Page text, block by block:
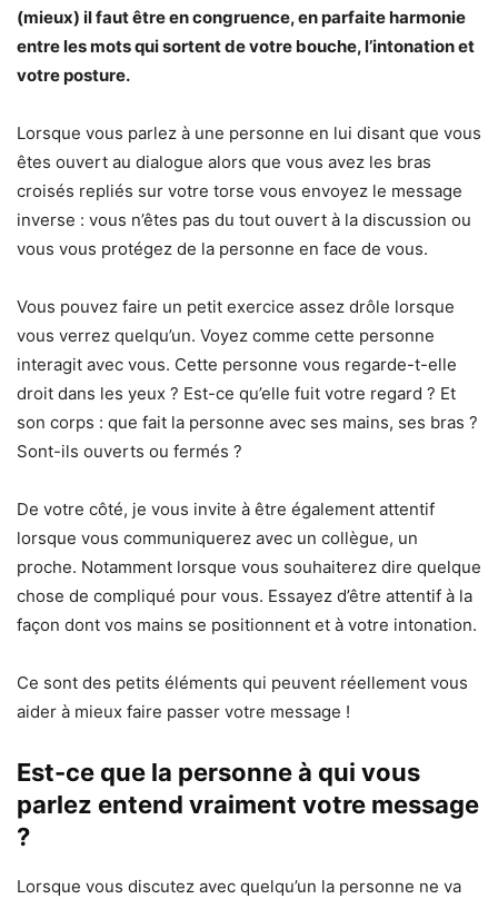
(mieux) il faut être en congruence, en parfaite harmonie
entre les mots qui sortent de votre bouche, l’intonation et
votre posture.
Lorsque vous parlez à une personne en lui disant que vous
êtes ouvert au dialogue alors que vous avez les bras
croisés repliés sur votre torse vous envoyez le message
inverse : vous n’êtes pas du tout ouvert à la discussion ou
vous vous protégez de la personne en face de vous.
Vous pouvez faire un petit exercice assez drôle lorsque
vous verrez quelqu’un. Voyez comme cette personne
interagit avec vous. Cette personne vous regarde-t-elle
droit dans les yeux ? Est-ce qu’elle fuit votre regard ? Et
son corps : que fait la personne avec ses mains, ses bras ?
Sont-ils ouverts ou fermés ?
De votre côté, je vous invite à être également attentif
lorsque vous communiquerez avec un collègue, un
proche. Notamment lorsque vous souhaiterez dire quelque
chose de compliqué pour vous. Essayez d’être attentif à la
façon dont vos mains se positionnent et à votre intonation.
Ce sont des petits éléments qui peuvent réellement vous
aider à mieux faire passer votre message !
Est-ce que la personne à qui vous
parlez entend vraiment votre message
?
Lorsque vous discutez avec quelqu’un la personne ne va